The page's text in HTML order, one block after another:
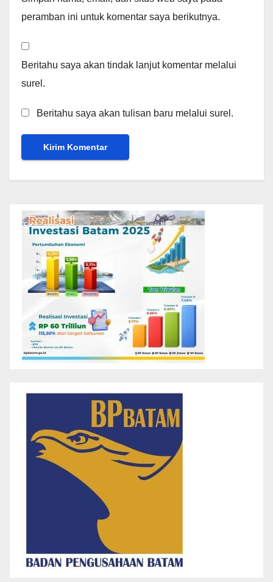
peramban ini untuk komentar saya berikutnya.
Beritahu saya akan tindak lanjut komentar melalui
surel.
Beritahu saya akan tulisan baru melalui surel.